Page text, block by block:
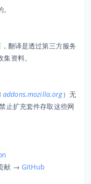
翻译是透过第三方服务
资料。
addons.mozilla.org）无
止扩充套件存取这些网
献 → GitHub